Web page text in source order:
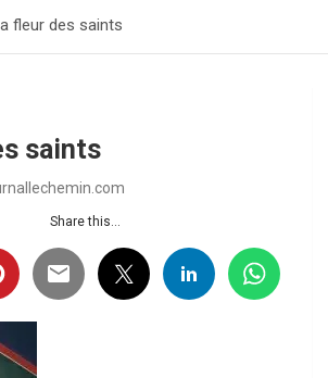
fleur des saints
saints
Share this...